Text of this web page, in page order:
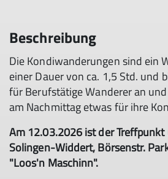
Beschreibung
Die Kondiwanderungen sind ein
einer Dauer von ca. 1,5 Std. und
für Berufstätige Wanderer an
am Nachmittag etwas für ihre
Am 12.03.2026 ist der
Solingen-Widdert, Börsenstr.
"Loos'n Maschinn".